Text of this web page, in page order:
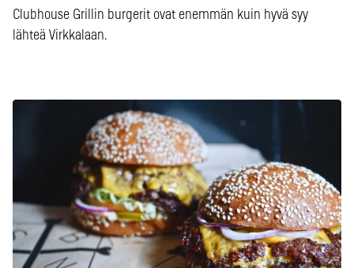
Clubhouse Grillin burgerit ovat enemmän kuin hyvä syy
lähteä Virkkalaan.